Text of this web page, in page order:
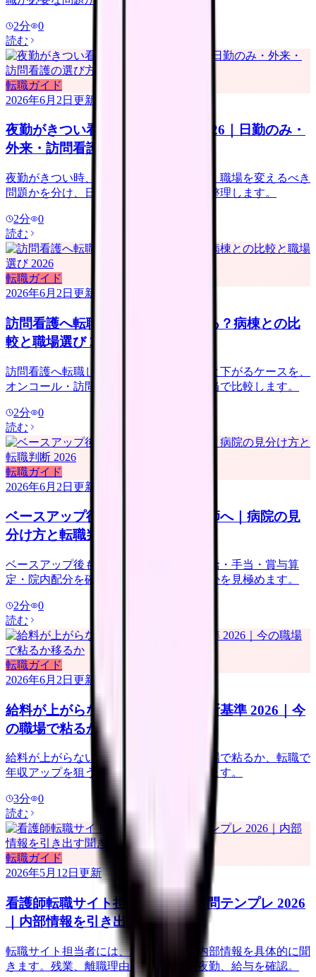
2分
0
読む
転職ガイド
2026年6月2日 更新
夜勤がきつい看護師の転職判断 2026｜日勤のみ・
外来・訪問看護の選び方
夜勤がきつい時、休めば回復する問題か、職場を変えるべき
問題かを分け、日勤のみ求人の注意点を整理します。
2分
0
読む
転職ガイド
2026年6月2日 更新
訪問看護へ転職すると給料は上がる？病棟との比
較と職場選び 2026
訪問看護へ転職して給料が上がるケースと下がるケースを、
オンコール・訪問件数・管理者候補・手当で比較します。
2分
0
読む
転職ガイド
2026年6月2日 更新
ベースアップ後も給料が低い看護師へ｜病院の見
分け方と転職判断 2026
ベースアップ後も給料が低い時は、基本給・手当・賞与算
定・院内配分を確認し、改善しない職場かを見極めます。
2分
0
読む
転職ガイド
2026年6月2日 更新
給料が上がらない看護師の転職判断基準 2026｜今
の職場で粘るか移るか
給料が上がらない看護師向けに、今の職場で粘るか、転職で
年収アップを狙うかの判断基準を整理します。
3分
0
読む
転職ガイド
2026年5月12日 更新
看護師転職サイト担当者に聞く質問テンプレ 2026
｜内部情報を引き出す聞き方
転職サイト担当者には、求人票にない内部情報を具体的に聞
きます。残業、離職理由、教育体制、夜勤、給与を確認。